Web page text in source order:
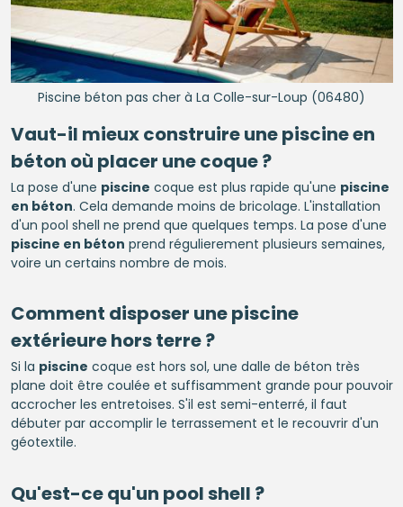
Piscine béton pas cher à La Colle-sur-Loup (06480)
Vaut-il mieux construire unepiscine en
béton où placer une coque ?
La pose d'une piscine coque est plus rapide qu'une piscine
en béton. Cela demande moins de bricolage. L'installation
d'un pool shell ne prend que quelques temps. La pose d'une
piscine en béton prend régulierement plusieurs semaines,
voire un certains nombre de mois.
Comment disposer unepiscine
extérieure hors terre ?
Si la piscine coque est hors sol, une dalle de béton très
plane doit être coulée et suffisamment grande pour pouvoir
accrocher les entretoises. S'il est semi-enterré, il faut
débuter par accomplir le terrassement et le recouvrir d'un
géotextile.
Qu'est-ce qu'un pool shell ?